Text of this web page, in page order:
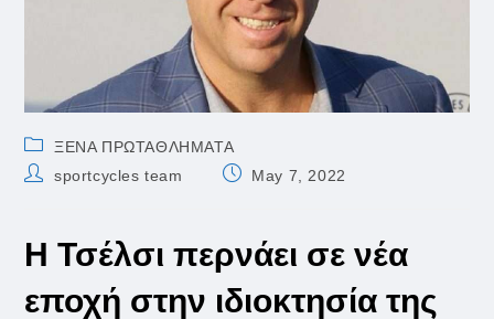
Post
category:
ΞΕΝΑ ΠΡΩΤΑΘΛΗΜΑΤΑ
Postsportcycles team
PostMay 7, 2022
Η Τσέλσι περνάει σε νέα
εποχή στην ιδιοκτησία της